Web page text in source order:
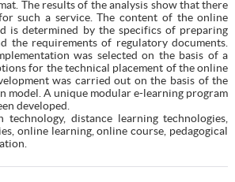
The results of the analysis show that there
such a service. The content of the online
is determined by the specifics of preparing
the requirements of regulatory documents.
was selected on the basis of a
for the technical placement of the online
was carried out on the basis of the
model. A unique modular e-learning program
developed.
technology, distance learning technologies,
online learning, online course, pedagogical